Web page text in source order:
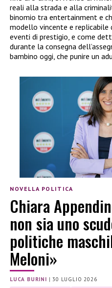
reali alla strada e alla
binomio tra entertainment e
modello vincente e replicabile
eventi di prestigio, e come
durante la consegna
bambino oggi, che punire un
NOVELLA POLITICA
Chiara
non sia uno
politiche
Meloni»
LUCA BURINI |30 LUGLIO 2026